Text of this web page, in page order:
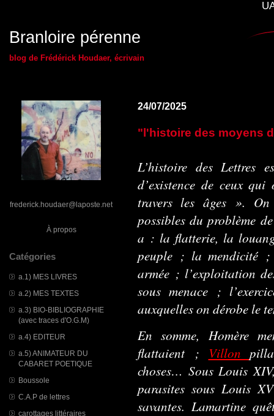
Branloire pérenne
blog de Frédérick Houdaer, écrivain
frederick.houdaer@laposte.net
À propos
Catégories
a.1) MES LIVRES
a.2) MES TEXTES
a.3) BIO-BIBLIOGRAPHIE
(avec traces d'O.G.M)
a.4) EDITEUR
a.5) ANIMATEUR DU
CABARET POETIQUE
Boussole
C.A.P de lettres
carottages littéraires
24/07/2025
"l'histoire des moyens
L’histoire des Lettres
d’existence de ceux
travers les âges ».
possibles du problème
a : la flatterie, la
peuple ; la mendicité
armée ; l’exploitation
sous menace ;
auxquelles on dérobe le
En somme, Homère
flattaient ; Villon
choses… Sous Louis
parasites sous Louis
savantes. Lamartine